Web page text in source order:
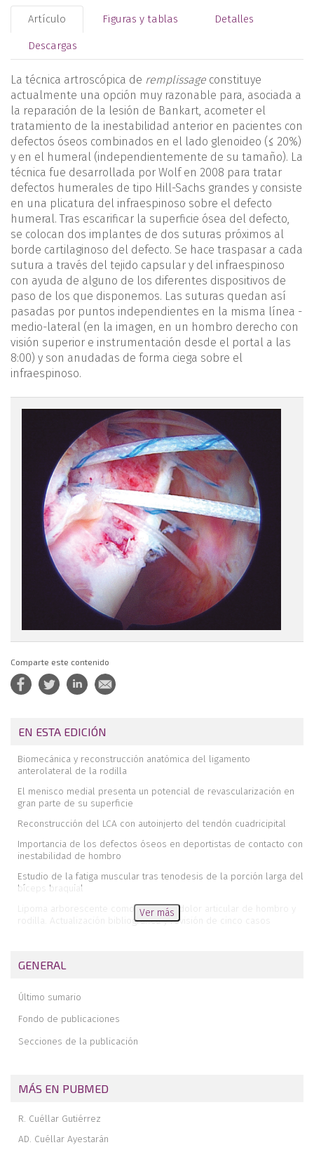
Artículo Figuras y tablas Detalles
Descargas
La técnica artroscópica de remplissage constituye
actualmente una opción muy razonable para, asociada a
la reparación de la lesión de Bankart, acometer el
tratamiento de la inestabilidad anterior en pacientes con
defectos óseos combinados en el lado glenoideo (≤ 20%)
y en el humeral (independientemente de su tamaño). La
técnica fue desarrollada por Wolf en 2008 para tratar
defectos humerales de tipo Hill-Sachs grandes y consiste
en una plicatura del infraespinoso sobre el defecto
humeral. Tras escarificar la superficie ósea del defecto,
se colocan dos implantes de dos suturas próximos al
borde cartilaginoso del defecto. Se hace traspasar a cada
sutura a través del tejido capsular y del infraespinoso
con ayuda de alguno de los diferentes dispositivos de
paso de los que disponemos. Las suturas quedan así
pasadas por puntos independientes en la misma línea ­
medio-lateral (en la imagen, en un hombro derecho con
visión superior e instrumentación desde el portal a las
8:00) y son anudadas de forma ciega sobre el
infraespinoso.
figura1.png
Comparte este contenido
EN ESTA EDICIÓN
Biomecánica y reconstrucción anatómica del ligamento
anterolateral de la rodilla
El menisco medial presenta un potencial de revascularización en
gran parte de su superficie
Reconstrucción del LCA con autoinjerto del tendón cuadricipital
Importancia de los defectos óseos en deportistas de contacto con
inestabilidad de hombro
Estudio de la fatiga muscular tras tenodesis de la porción larga del
bíceps braquial
Lipoma arborescente como causa de dolor articular de hombro y
rodilla. Actualización bibliográfica y revisión de cinco casos
Inserción bífida de la porción larga del bíceps
Inestabilidad de hombro: la técnica de remplissage
Tendón poplíteo en el hiato poplíteo
Reconocimiento a los revisores 2019
Ver más
GENERAL
Último sumario
Fondo de publicaciones
Secciones de la publicación
MÁS EN PUBMED
R. Cuéllar Gutiérrez
AD. Cuéllar Ayestarán